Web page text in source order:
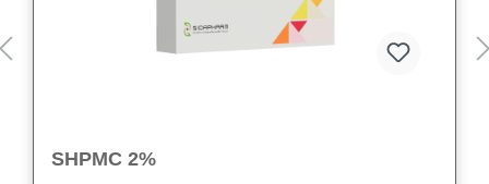
SHPMC 2%